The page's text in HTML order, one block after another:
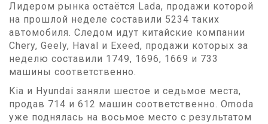
Лидером рынка остаётся Lada, продажи которой
на прошлой неделе составили 5234 таких
автомобиля. Следом идут китайские компании
Chery, Geely, Haval и Exeed, продажи которых за
неделю составили 1749, 1696, 1669 и 733
машины соответственно.
Kia и Hyundai заняли шестое и седьмое места,
продав 714 и 612 машин соответственно. Omoda
уже поднялась на восьмое место с результатом